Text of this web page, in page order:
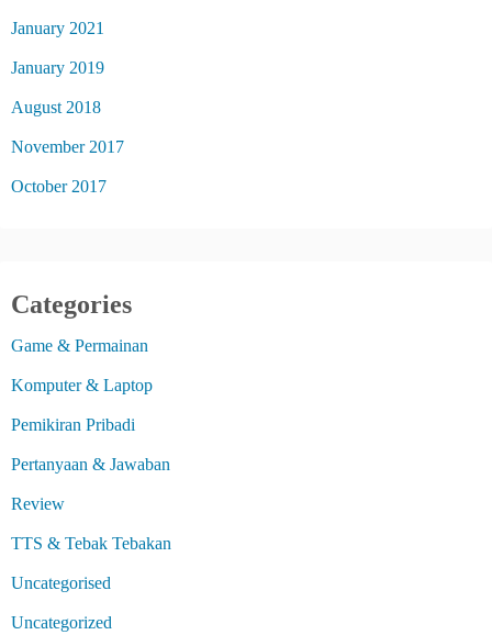
January 2021
January 2019
August 2018
November 2017
October 2017
Categories
Game & Permainan
Komputer & Laptop
Pemikiran Pribadi
Pertanyaan & Jawaban
Review
TTS & Tebak Tebakan
Uncategorised
Uncategorized